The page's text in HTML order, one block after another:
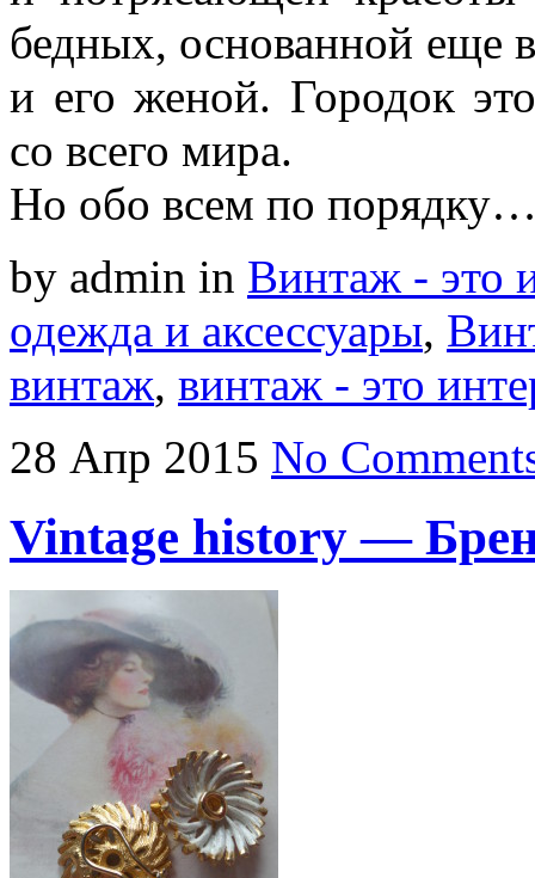
бедных, основанной еще
и его женой. Городок
со всего мира.
Но обо всем по
by admin in Винтаж - это
одежда и аксессуары,
винтаж, винтаж - это
28 Апр 2015 No
Vintage history —